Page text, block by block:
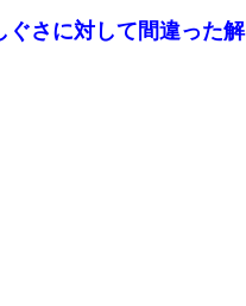
ぐさに対して間違った解